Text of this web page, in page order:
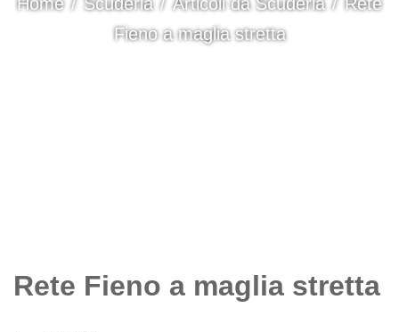
Fieno a maglia stretta
Rete Fieno a maglia stretta